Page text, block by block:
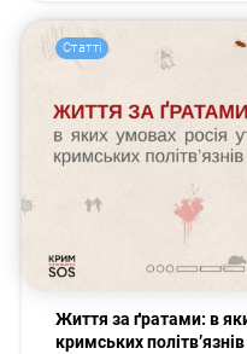
Статті
Життя за ґратами: в
кримських політв’язнів